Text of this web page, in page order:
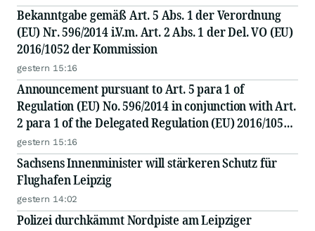
Bekanntgabe gemäß Art. 5 Abs. 1 der Verordnung
(EU) Nr. 596/2014 i.V.m. Art. 2 Abs. 1 der Del. VO (EU)
2016/1052 der Kommission
gestern 15:16
Announcement pursuant to Art. 5 para 1 of
Regulation (EU) No. 596/2014 in conjunction with Art.
2 para 1 of the Delegated Regulation (EU) 2016/1052
of the Commission
gestern 15:16
Sachsens Innenminister will stärkeren Schutz für
Flughafen Leipzig
gestern 14:02
Polizei durchkämmt Nordpiste am Leipziger